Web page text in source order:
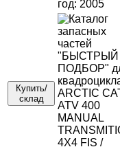
Купить/
склад